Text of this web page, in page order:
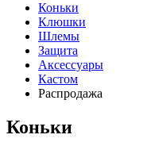
Коньки
Клюшки
Шлемы
Защита
Аксессуары
Кастом
Распродажа
Коньки